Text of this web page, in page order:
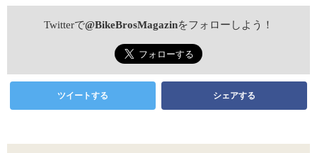
Twitterで@BikeBrosMagazinをフォローしよう！
ツイートする シェアする